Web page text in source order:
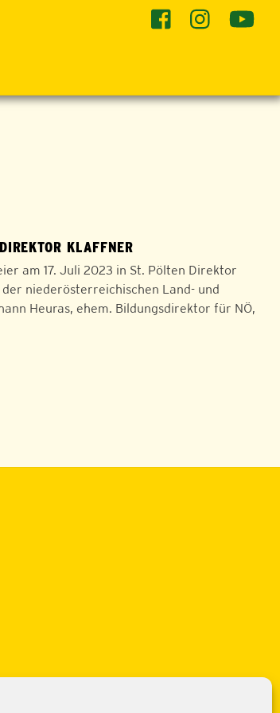
KLAFFNER
am 17. Juli 2023 in St. Pölten Direktor
niederösterreichischen Land- und
Heuras, ehem. Bildungsdirektor für NÖ,